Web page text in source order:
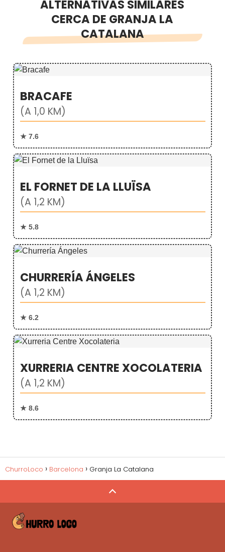
ALTERNATIVAS SIMILARES
CERCA DE GRANJA LA
CATALANA
BRACAFE
(A 1,0 KM)
★ 7.6
EL FORNET DE LA LLUÏSA
(A 1,2 KM)
★ 5.8
CHURRERÍA ÁNGELES
(A 1,2 KM)
★ 6.2
XURRERIA CENTRE XOCOLATERIA
(A 1,2 KM)
★ 8.6
ChurroLoco Barcelona Granja La Catalana